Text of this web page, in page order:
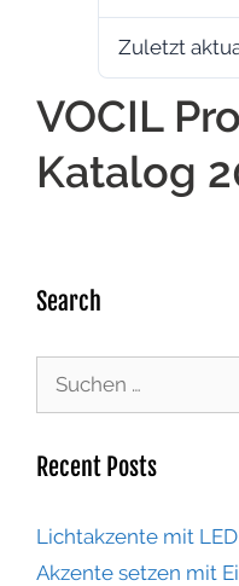
Zuletzt
VOCIL
Katalog
Search
Recent Posts
Lichtakzente mit
Akzente setzen mit